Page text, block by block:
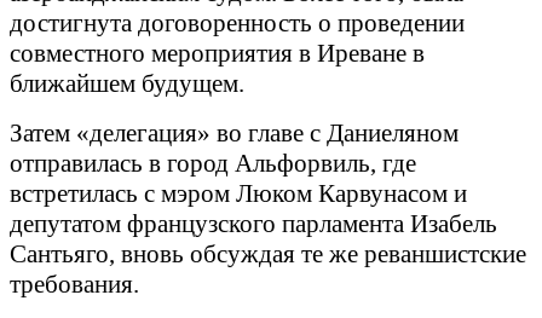
достигнута договоренность о проведении
совместного мероприятия в Иреване в
ближайшем будущем.
Затем «делегация» во главе с Даниеляном
отправилась в город Альфорвиль, где
встретилась с мэром Люком Карвунасом и
депутатом французского парламента Изабель
Сантьяго, вновь обсуждая те же реваншистские
требования.